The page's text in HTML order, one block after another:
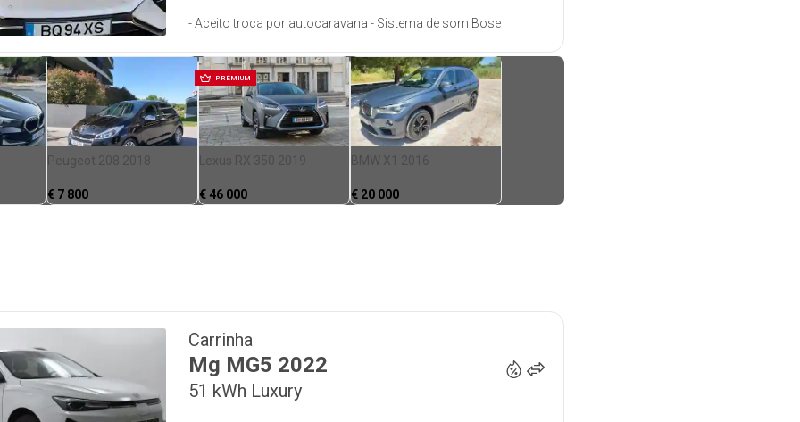
- Aceito troca por autocaravana - Sistema de som Bose
Peugeot 208 2018
€ 7 800
PRÉMIUM
Lexus RX 350 2019
€ 46 000
BMW X1 2016
€ 20 000
Carrinha
Mg MG5 2022
51 kWh Luxury